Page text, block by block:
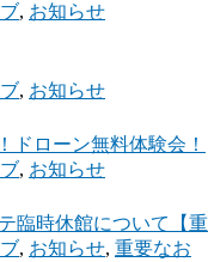
, お知らせ
, お知らせ
ドローン無料体験会！
, お知らせ
臨時休館について【
, お知らせ, 重要なお